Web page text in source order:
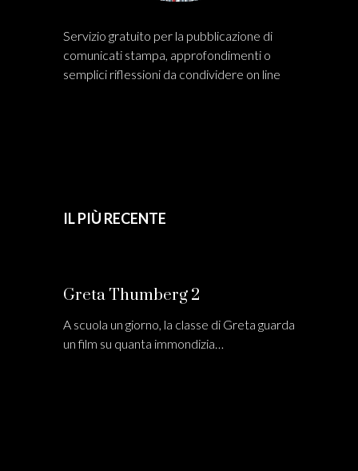
Servizio gratuito per la pubblicazione di
comunicati stampa, approfondimenti o
semplici riflessioni da condividere on line
IL PIÙ RECENTE
Greta Thumberg 2
A scuola un giorno, la classe di Greta guarda
un film su quanta immondizia…